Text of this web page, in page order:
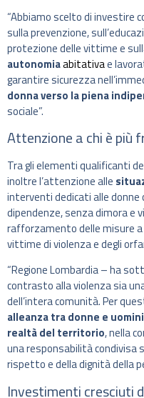
“Abbiamo scelto di investire
sulla prevenzione,
protezione delle vittime e
autonomiaabitativae
garantire sicurezza
donna verso la piena
sociale”.
Attenzione a chi è più
Tra gli elementi qualificanti
inoltre l’attenzione alle
interventi dedicati alle donne
dipendenze, senza dimora
rafforzamento delle misure
vittime di violenza e degli
“Regione Lombardia – ha
contrasto alla violenza sia
dell’intera comunità. Per
alleanza tra donne e uomini
realtà del territorio, nella
una responsabilità condivisa
rispetto e della dignità della
Investimenti cresciuti